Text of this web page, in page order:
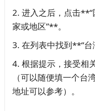
进入之后，点击**“
家或地区”**。
在列表中找到**“台
根据提示，接受相
（可以随便填一个台
地址可以参考）。